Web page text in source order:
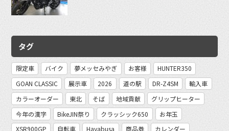
タグ
限定車 バイク 夢メッセみやぎ お客様
HUNTER350
GOAN CLASSIC
展示車 2026 道の駅 DR-Z4SM
輸入車
カラーオーダー
東北 そば 地域貢献
グリップヒーター
今年の漢字
BikeJIN祭り クラッシック650
お年玉
XSR900GP
自転車 Hayabusa 商品券
カレンダー